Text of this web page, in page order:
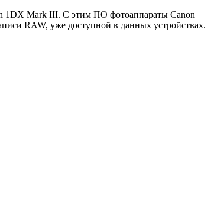
1DX Mark III. С этим ПО фотоаппараты Canon
RAW, уже доступной в данных устройствах.